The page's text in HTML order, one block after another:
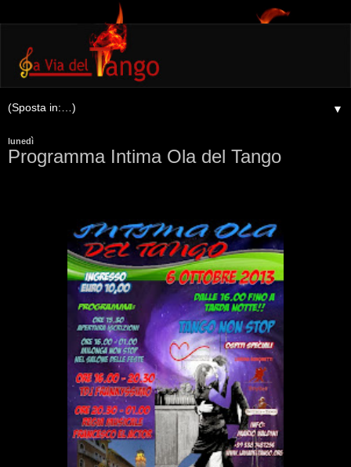
▼
lunedì
Programma Intima Ola del Tango